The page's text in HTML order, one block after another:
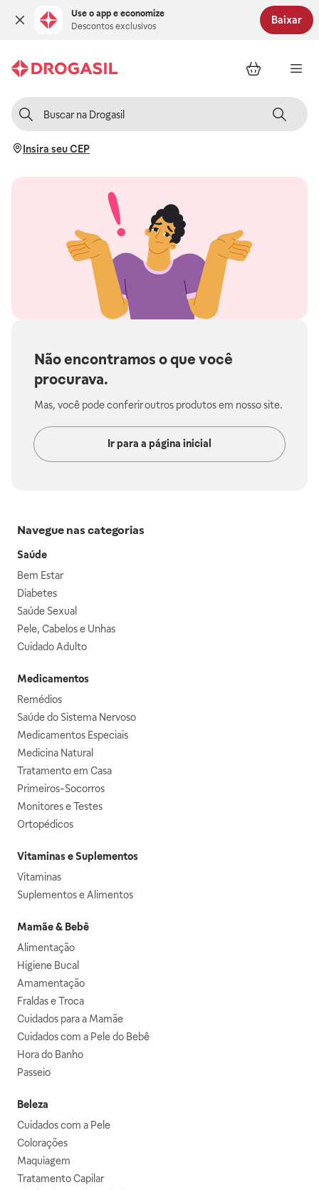
Use o app e economize
Descontos exclusivos
Baixar
Insira seu CEP
Não encontramos o que você
procurava.
Mas, você pode conferir outros produtos em nosso site.
Ir para a página inicial
Navegue nas categorias
Saúde
Bem Estar
Diabetes
Saúde Sexual
Pele, Cabelos e Unhas
Cuidado Adulto
Medicamentos
Remédios
Saúde do Sistema Nervoso
Medicamentos Especiais
Medicina Natural
Tratamento em Casa
Primeiros-Socorros
Monitores e Testes
Ortopédicos
Vitaminas e Suplementos
Vitaminas
Suplementos e Alimentos
Mamãe & Bebê
Alimentação
Higiene Bucal
Amamentação
Fraldas e Troca
Cuidados para a Mamãe
Cuidados com a Pele do Bebê
Hora do Banho
Passeio
Beleza
Cuidados com a Pele
Colorações
Maquiagem
Tratamento Capilar